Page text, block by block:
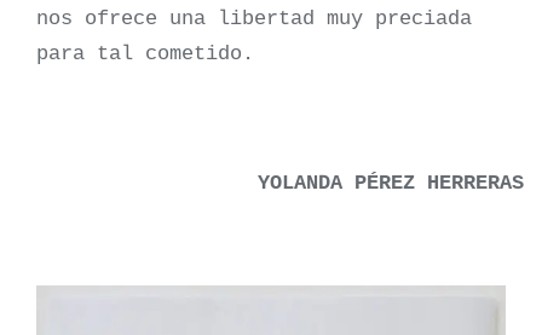
nos ofrece una libertad muy preciada
para tal cometido.
YOLANDA PÉREZ HERRERAS